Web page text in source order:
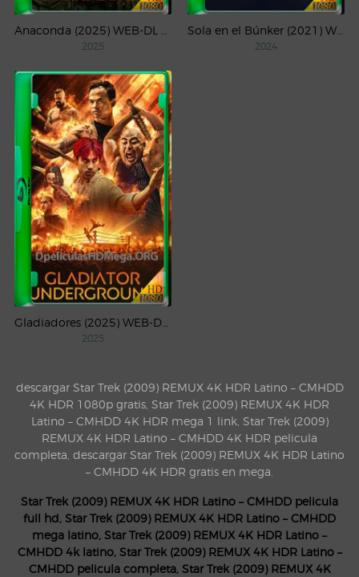
2025 2024
2025
descargar Star Trek (2009) REMUX 4K HDR Latino – CMHDD
4K HDR 1080p gratis, Star Trek (2009) REMUX 4K HDR
Latino – CMHDD 4K HDR mega 1 link, Star Trek (2009)
REMUX 4K HDR Latino – CMHDD 4K HDR pelicula
completa, descargar Star Trek (2009) REMUX 4K HDR Latino
– CMHDD 4K HDR gratis en mega.
Star Trek (2009) REMUX 4K HDR Latino – CMHDD pelicula
full hd, Star Trek (2009) REMUX 4K HDR Latino – CMHDD
mega latino, Star Trek (2009) REMUX 4K HDR Latino –
CMHDD 4k latino, Star Trek (2009) REMUX 4K HDR Latino –
CMHDD pelicula completa, Star Trek (2009) REMUX 4K